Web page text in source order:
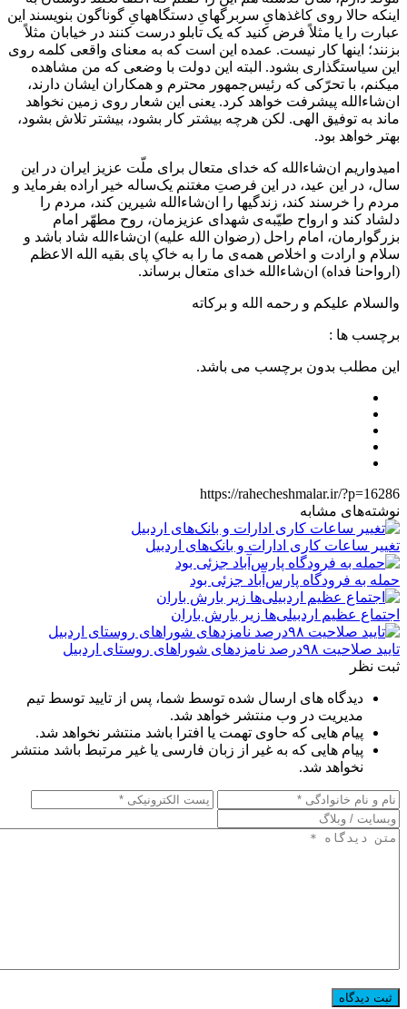
اینکه حالا روی کاغذهایِ سربرگهایِ دستگاههایِ گوناگون بنویسند این
عبارت را یا مثلاً فرض کنید که یک تابلو درست کنند در خیابان مثلاً
بزنند؛ اینها کار نیست. عمده این است که به معنای واقعی کلمه روی
این سیاستگذاری بشود. البته این دولت با وضعی که من مشاهده
میکنم، با تحرّکی که رئیس‌جمهور محترم و همکاران ایشان دارند،
ان‌شاءالله پیشرفت خواهد کرد. یعنی این شعار روی زمین نخواهد
ماند به توفیق الهی. لکن هرچه بیشتر کار بشود، بیشتر تلاش بشود،
بهتر خواهد بود.
امیدواریم ان‌شاءالله که خدای متعال برای ملّت عزیز ایران در این
سال، در این عید، در این فرصتِ مغتنم یک‌ساله خیر اراده بفرماید و
مردم را خرسند کند، زندگیها را ان‌شاءالله شیرین کند، مردم را
دلشاد کند و ارواح طیّبه‌ی شهدای عزیزمان، روح مطهّر امام
بزرگوارمان، امام راحل (رضوان الله علیه) ان‌شاءالله شاد باشد و
سلام و ارادت و اخلاص همه‌ی ما را به خاکِ پای بقیه الله الاعظم
(ارواحنا فداه) ان‌شاءالله خدای متعال برساند.
والسلام علیکم و رحمه الله و برکاته
برچسب ها :
این مطلب بدون برچسب می باشد.
https://rahecheshmalar.ir/?p=16286
نوشته‌های مشابه
تغییر ساعات کاری ادارات و بانک‌های اردبیل
حمله به فرودگاه پارس‌‌آباد جزئی بود
اجتماع عظیم اردبیلی‌ها زیر بارش باران
تایید صلاحیت ۹۸درصد نامزدهای شوراهای روستای اردبیل
ثبت نظر
دیدگاه های ارسال شده توسط شما، پس از تایید توسط تیم
مدیریت در وب منتشر خواهد شد.
پیام هایی که حاوی تهمت یا افترا باشد منتشر نخواهد شد.
پیام هایی که به غیر از زبان فارسی یا غیر مرتبط باشد منتشر
نخواهد شد.